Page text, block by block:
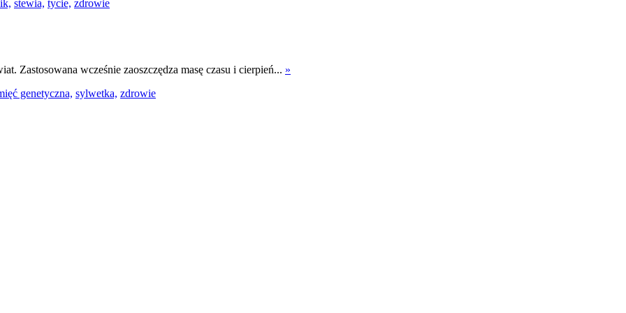
stewia, tycie, zdrowie
Zastosowana wcześnie zaoszczędza masę czasu i cierpień... »
genetyczna, sylwetka, zdrowie